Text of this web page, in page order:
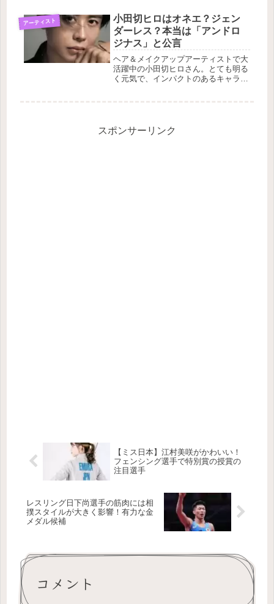
のか？、改めて調査しました。
アーティスト
小田切ヒロはオネエ？ジェン
ダーレス？本当は「アンドロ
ジナス」と公言
ヘア＆メイクアップアーティストで大
活躍中の小田切ヒロさん。とても明る
く元気で、インパクトのあるキャラク
まとめたものを紹介していきます。
スポンサーリンク
【ミス日本】江村美咲がかわいい！
フェンシング選手で特別賞の授賞の
注目選手
レスリング日下尚選手の筋肉には相
撲スタイルが大きく影響！有力な金
メダル候補
コメント